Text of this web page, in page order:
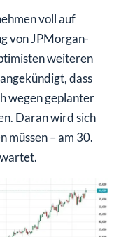
voll auf
von JPMorgan-
weiteren
dass
wegen geplanter
Daran wird sich
müssen – am 30.